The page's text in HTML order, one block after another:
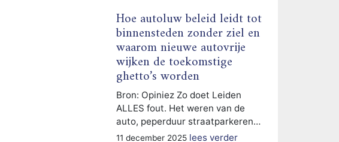
Hoe autoluw beleid leidt tot
binnensteden zonder ziel en
waarom nieuwe autovrije
wijken de toekomstige
ghetto’s worden
Bron: Opiniez Zo doet Leiden
ALLES fout. Het weren van de
auto, peperduur straatparkeren…
11 december 2025 lees verder